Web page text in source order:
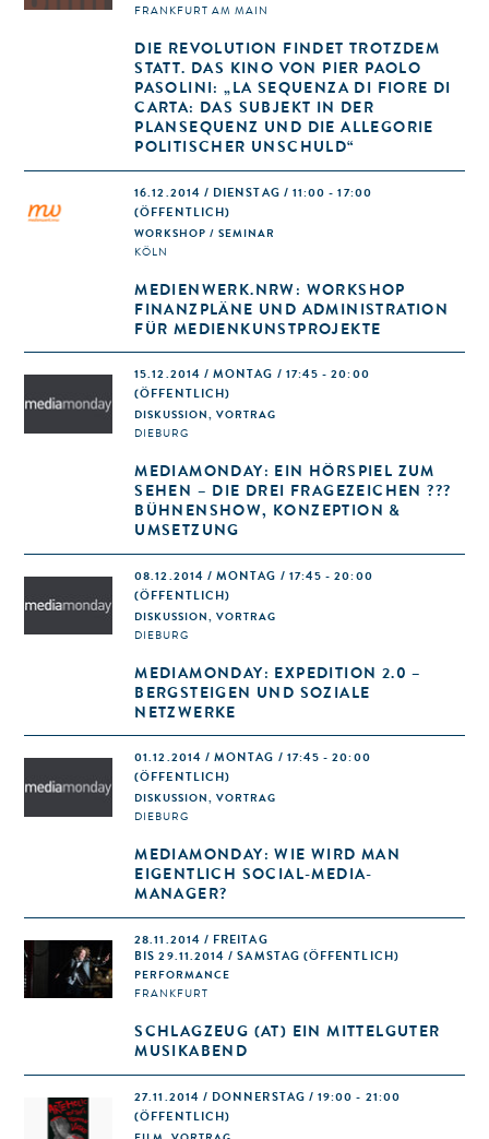
FRANKFURT AM MAIN
DIE REVOLUTION FINDET TROTZDEM
STATT. DAS KINO VON PIER PAOLO
PASOLINI: „LA SEQUENZA DI FIORE DI
CARTA: DAS SUBJEKT IN DER
PLANSEQUENZ UND DIE ALLEGORIE
POLITISCHER UNSCHULD“
16.12.2014 / DIENSTAG / 11:00 - 17:00
(ÖFFENTLICH)
WORKSHOP / SEMINAR
KÖLN
MEDIENWERK.NRW: WORKSHOP
FINANZPLÄNE UND ADMINISTRATION
FÜR MEDIENKUNSTPROJEKTE
15.12.2014 / MONTAG / 17:45 - 20:00
(ÖFFENTLICH)
DISKUSSION, VORTRAG
DIEBURG
MEDIAMONDAY: EIN HÖRSPIEL ZUM
SEHEN – DIE DREI FRAGEZEICHEN ???
BÜHNENSHOW, KONZEPTION &
UMSETZUNG
08.12.2014 / MONTAG / 17:45 - 20:00
(ÖFFENTLICH)
DISKUSSION, VORTRAG
DIEBURG
MEDIAMONDAY: EXPEDITION 2.0 –
BERGSTEIGEN UND SOZIALE
NETZWERKE
01.12.2014 / MONTAG / 17:45 - 20:00
(ÖFFENTLICH)
DISKUSSION, VORTRAG
DIEBURG
MEDIAMONDAY: WIE WIRD MAN
EIGENTLICH SOCIAL-MEDIA-
MANAGER?
28.11.2014 / FREITAG
BIS 29.11.2014 / SAMSTAG (ÖFFENTLICH)
PERFORMANCE
FRANKFURT
SCHLAGZEUG (AT) EIN MITTELGUTER
MUSIKABEND
27.11.2014 / DONNERSTAG / 19:00 - 21:00
(ÖFFENTLICH)